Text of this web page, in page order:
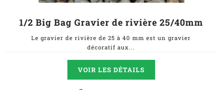
1/2 Big Bag Gravier de rivière 25/40mm
Le gravier de rivière de 25 à 40 mm est un gravier
décoratif aux...
VOIR LES DÉTAILS